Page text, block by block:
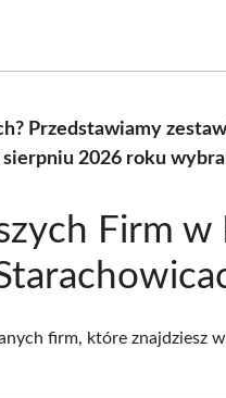
Przedstawiamy
2026 roku
Firm w
firm, które znajdziesz